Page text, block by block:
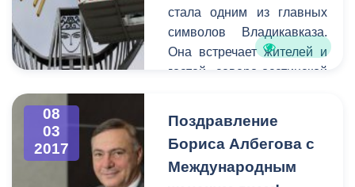
закону не имеет права
наводить на них порядок.
стала одним из главных
символов Владикавказа.
Она встречает жителей и
гостей северо-осетинской
К сожалению, в последние
годы вид сооружения
оставлял желать лучшего -
08
03
2017
Поздравление
Бориса Албегова с
Международным